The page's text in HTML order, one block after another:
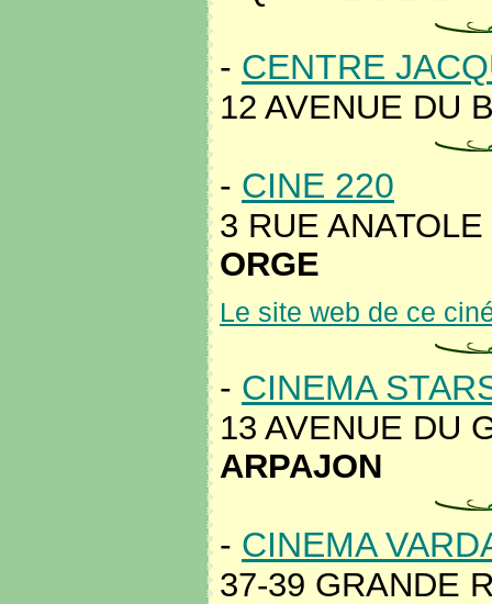
- CENTRE
12 AVENUE DU
- CINE 220
3 RUE
ORGE
Le site web de ce
- CINEMA
13 AVENUE DU
ARPAJON
- CINEMA
37-39 GRANDE